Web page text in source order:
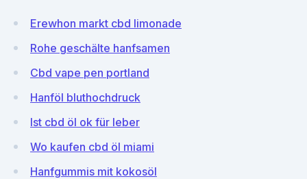
Erewhon markt cbd limonade
Rohe geschälte hanfsamen
Cbd vape pen portland
Hanföl bluthochdruck
Ist cbd öl ok für leber
Wo kaufen cbd öl miami
Hanfgummis mit kokosöl